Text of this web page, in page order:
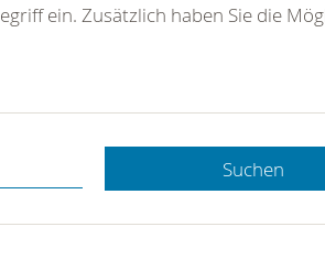
Hotline.
gerne.
ein. Zusätzlich haben Sie die
Suchen